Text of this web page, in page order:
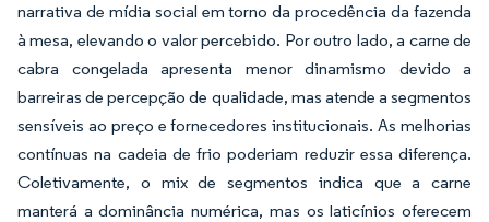
narrativa de mídia social em torno da procedência da fazenda
à mesa, elevando o valor percebido. Por outro lado, a carne de
cabra congelada apresenta menor dinamismo devido a
barreiras de percepção de qualidade, mas atende a segmentos
sensíveis ao preço e fornecedores institucionais. As melhorias
contínuas na cadeia de frio poderiam reduzir essa diferença.
Coletivamente, o mix de segmentos indica que a carne
manterá a dominância numérica, mas os laticínios oferecem